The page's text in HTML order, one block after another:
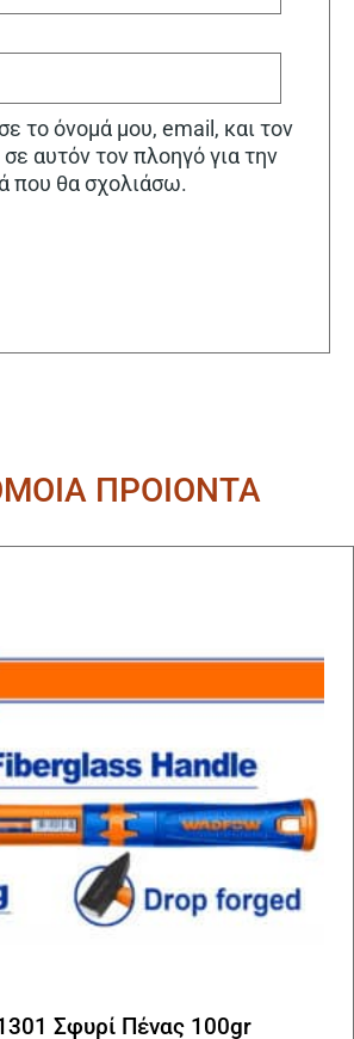
το όνομά μου, email, και τον
αυτόν τον πλοηγό για την
που θα σχολιάσω.
ΠΡΟΙΟΝΤΑ
Σφυρί Πένας 100gr